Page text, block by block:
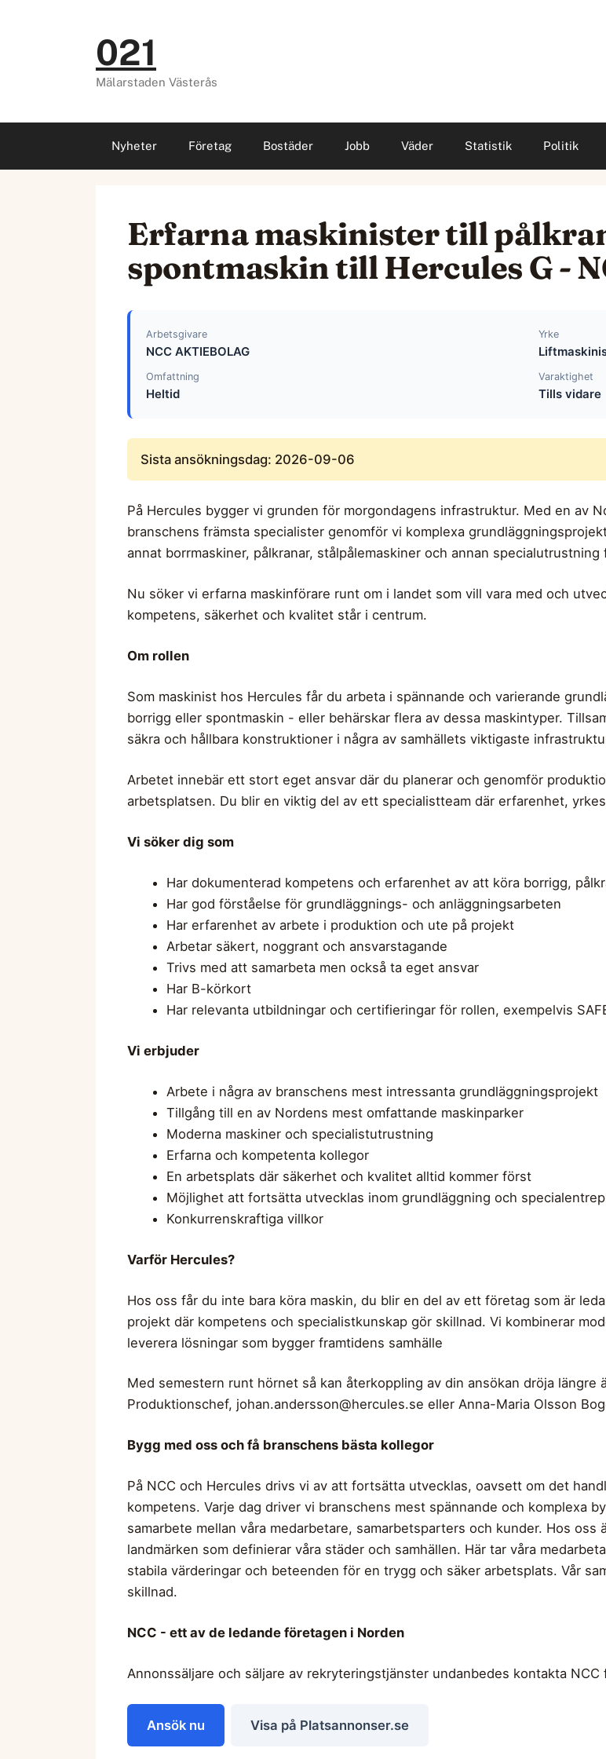
021
Mälarstaden Västerås
Nyheter Företag Bostäder Jobb Väder Statistik Politik
Erfarna maskinister till
spontmaskin till Hercules G -
Arbetsgivare
NCC AKTIEBOLAG
Yrke
Omfattning
Heltid
Varaktighet
Tills vidare
Sista ansökningsdag: 2026-09-06
På Hercules bygger vi grunden för morgondagens infrastruktur. Med en av
branschens främsta specialister genomför vi komplexa
annat borrmaskiner, pålkranar, stålpålemaskiner och annan
Nu söker vi erfarna maskinförare runt om i landet som vill vara med och
kompetens, säkerhet och kvalitet står i centrum.
Om rollen
Som maskinist hos Hercules får du arbeta i spännande och varierande
borrigg eller spontmaskin - eller behärskar flera av dessa maskintyper.
säkra och hållbara konstruktioner i några av samhällets viktigaste
Arbetet innebär ett stort eget ansvar där du planerar och genomför
arbetsplatsen. Du blir en viktig del av ett specialistteam där erfarenhet,
Vi söker dig som
Har dokumenterad kompetens och erfarenhet av att köra borrigg,
Har god förståelse för grundläggnings- och anläggningsarbeten
Har erfarenhet av arbete i produktion och ute på projekt
Arbetar säkert, noggrant och ansvarstagande
Trivs med att samarbeta men också ta eget ansvar
Har B-körkort
Har relevanta utbildningar och certifieringar för rollen, exempelvis
Vi erbjuder
Arbete i några av branschens mest intressanta grundläggningsprojekt
Tillgång till en av Nordens mest omfattande maskinparker
Moderna maskiner och specialistutrustning
Erfarna och kompetenta kollegor
En arbetsplats där säkerhet och kvalitet alltid kommer först
Möjlighet att fortsätta utvecklas inom grundläggning och
Konkurrenskraftiga villkor
Varför Hercules?
Hos oss får du inte bara köra maskin, du blir en del av ett företag som är
projekt där kompetens och specialistkunskap gör skillnad. Vi kombinerar
leverera lösningar som bygger framtidens samhälle
Med semestern runt hörnet så kan återkoppling av din ansökan dröja längre
Produktionschef, johan.andersson@hercules.se eller Anna-Maria Olsson
Bygg med oss och få branschens bästa kollegor
På NCC och Hercules drivs vi av att fortsätta utvecklas, oavsett om det
kompetens. Varje dag driver vi branschens mest spännande och komplexa
samarbete mellan våra medarbetare, samarbetsparters och kunder. Hos
landmärken som definierar våra städer och samhällen. Här tar våra
stabila värderingar och beteenden för en trygg och säker arbetsplats. Vår
skillnad.
NCC - ett av de ledande företagen i Norden
Annonssäljare och säljare av rekryteringstjänster undanbedes kontakta NCC
Ansök nu Visa på Platsannonser.se